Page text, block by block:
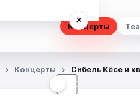
Концерты
×
☾
Концерты Сибель Кёсе и